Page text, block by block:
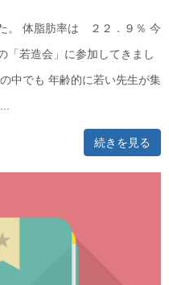
体脂肪率は ２２．９％ 今
「若造会」に参加してきまし
中でも 年齢的に若い先生が集
続きを見る